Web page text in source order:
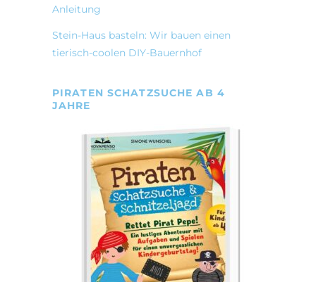
Anleitung
Stein-Haus basteln: Wir bauen einen
tierisch-coolen DIY-Bauernhof
PIRATEN SCHATZSUCHE AB 4
JAHRE